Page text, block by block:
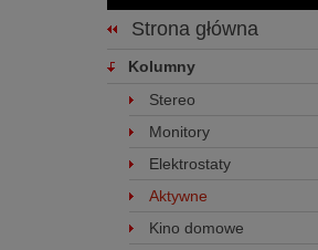
Strona główna
Kolumny
Stereo
Monitory
Elektrostaty
Aktywne
Kino domowe